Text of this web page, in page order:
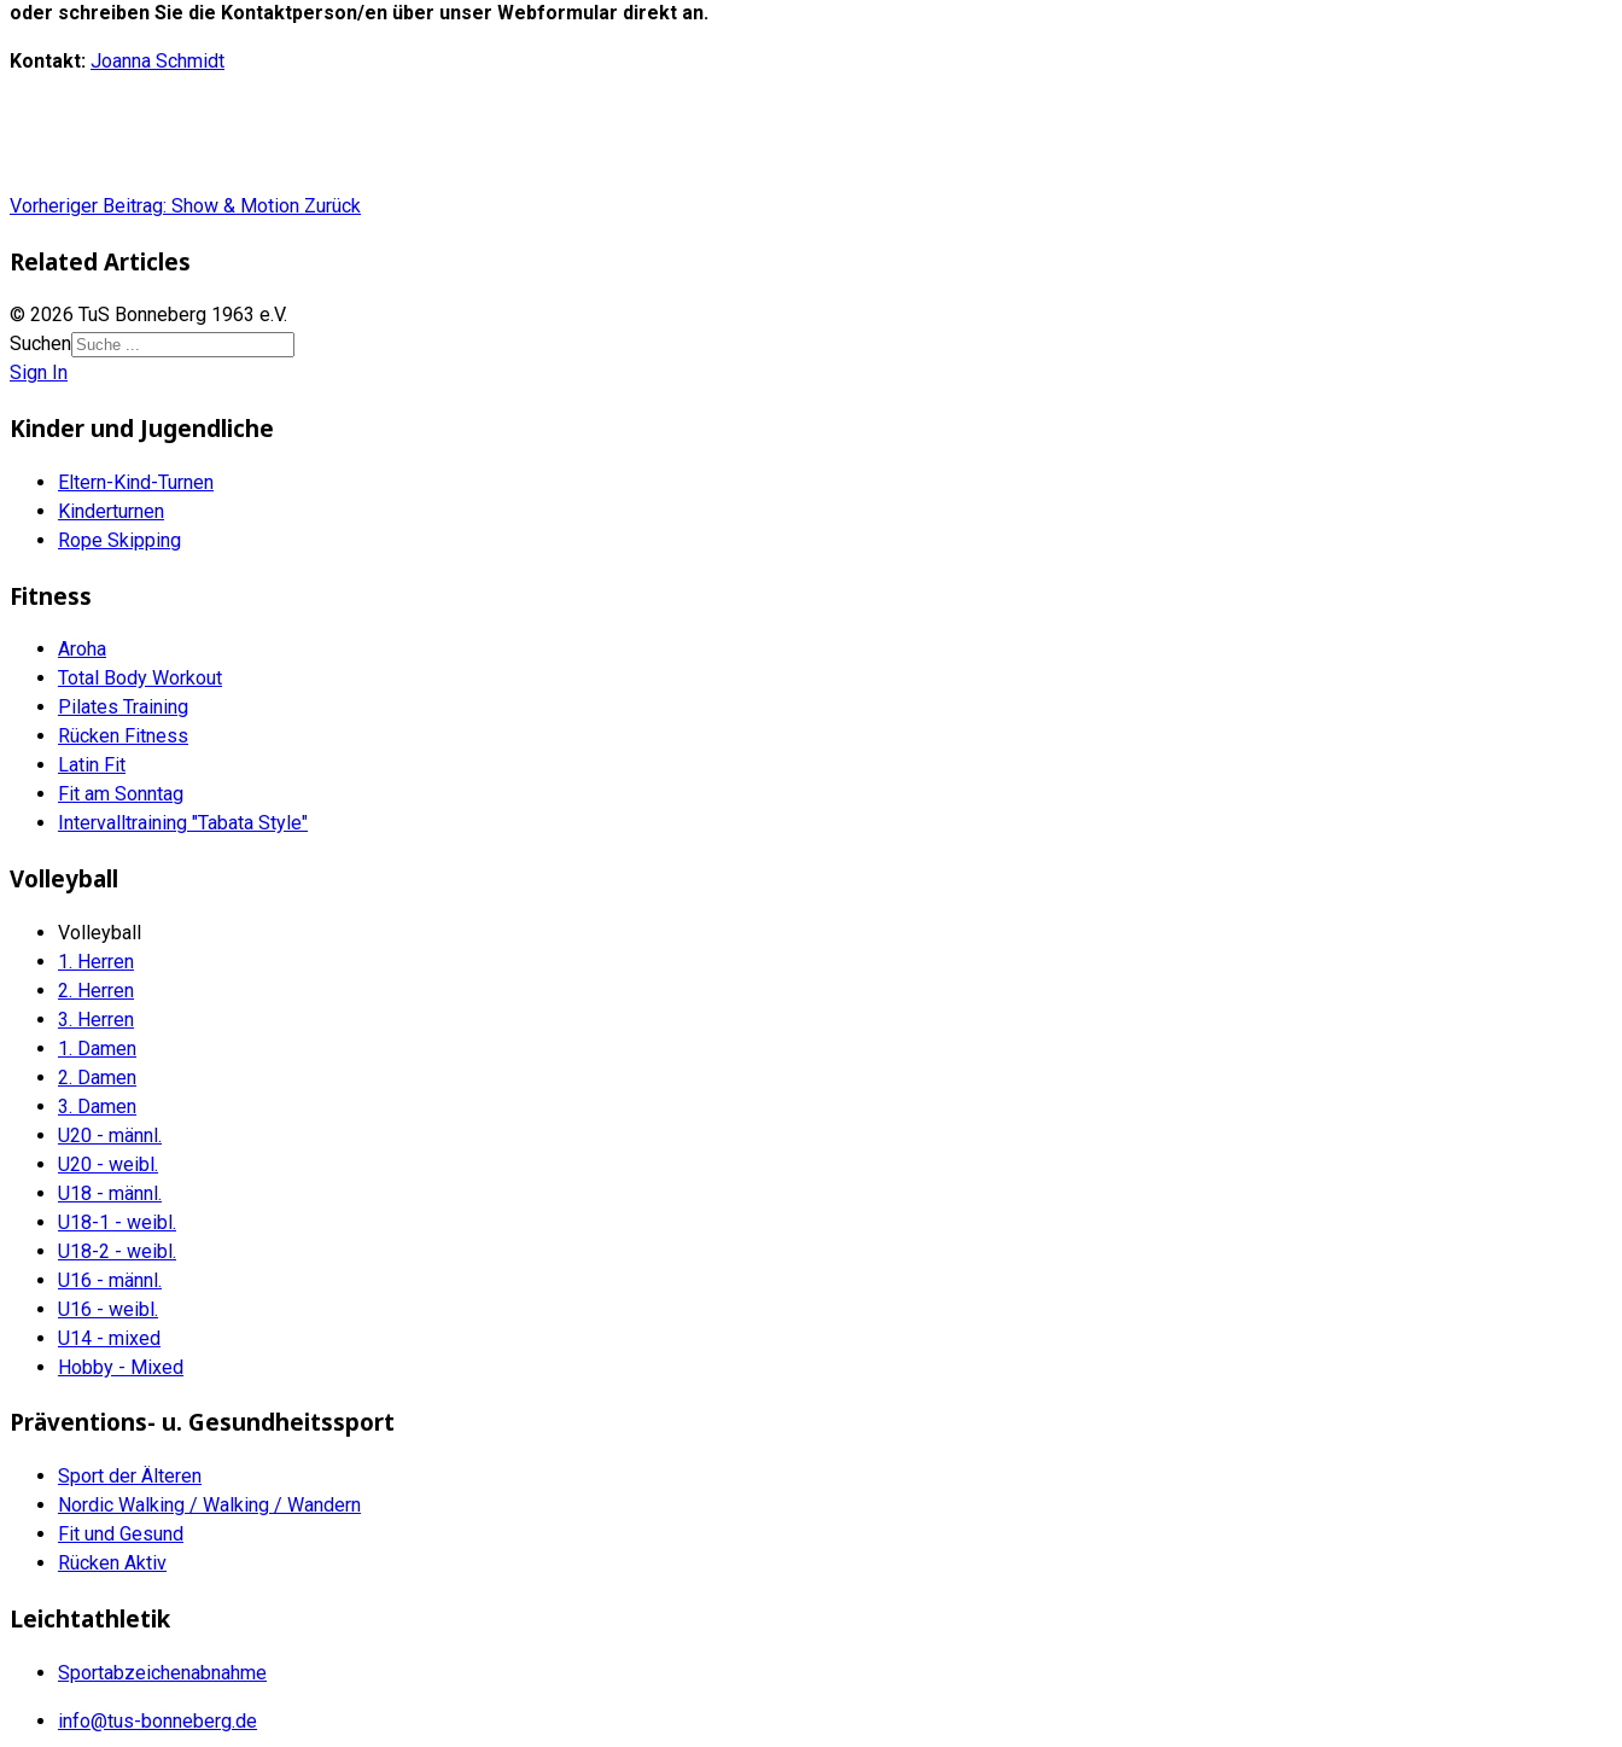
oder schreiben Sie die Kontaktperson/en über unser Webformular direkt an.
Kontakt: Joanna Schmidt
Vorheriger Beitrag: Show & Motion Zurück
Related Articles
© 2026 TuS Bonneberg 1963 e.V.
Suchen
Sign In
Kinder und Jugendliche
Eltern-Kind-Turnen
Kinderturnen
Rope Skipping
Fitness
Aroha
Total Body Workout
Pilates Training
Rücken Fitness
Latin Fit
Fit am Sonntag
Intervalltraining "Tabata Style"
Volleyball
Volleyball
1. Herren
2. Herren
3. Herren
1. Damen
2. Damen
3. Damen
U20 - männl.
U20 - weibl.
U18 - männl.
U18-1 - weibl.
U18-2 - weibl.
U16 - männl.
U16 - weibl.
U14 - mixed
Hobby - Mixed
Präventions- u. Gesundheitssport
Sport der Älteren
Nordic Walking / Walking / Wandern
Fit und Gesund
Rücken Aktiv
Leichtathletik
Sportabzeichenabnahme
info@tus-bonneberg.de